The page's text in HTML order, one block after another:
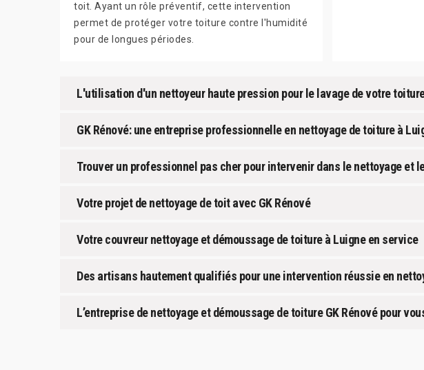
toit. Ayant un rôle préventif, cette intervention
permet de protéger votre toiture contre l'humidité
pour de longues périodes.
L'utilisation d'un nettoyeur haute pression pour le lavage de votre
GK Rénové: une entreprise professionnelle en nettoyage de toiture à
Trouver un professionnel pas cher pour intervenir dans le nettoyage et
Votre projet de nettoyage de toit avec GK Rénové
Votre couvreur nettoyage et démoussage de toiture à Luigne en service
Des artisans hautement qualifiés pour une intervention réussie en
L’entreprise de nettoyage et démoussage de toiture GK Rénové pour